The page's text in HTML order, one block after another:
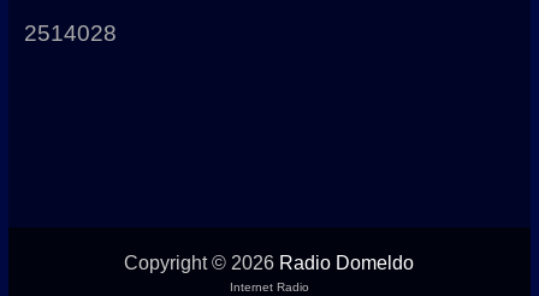
2514028
Copyright © 2026 Radio Domeldo
Internet Radio